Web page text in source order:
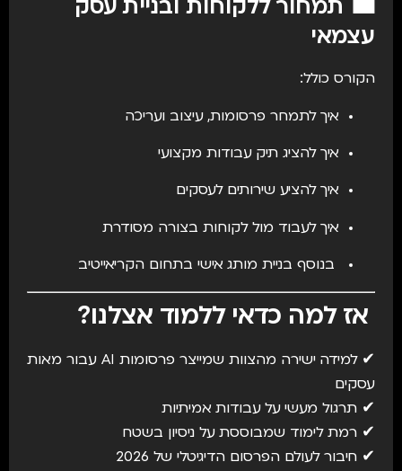
💼 תמחור ללקוחות ובניית עסק
עצמאי
הקורס כולל:
איך לתמחר פרסומות, עיצוב ועריכה
איך להציג תיק עבודות מקצועי
איך להציע שירותים לעסקים
איך לעבוד מול לקוחות בצורה מסודרת
בנוסף בניית מותג אישי בתחום הקריאייטיב
אז למה כדאי ללמוד אצלנו?
✔ למידה ישירה מהצוות שמייצר פרסומות AI עבור מאות
עסקים
✔ תרגול מעשי על עבודות אמיתיות
✔ רמת לימוד שמבוססת על ניסיון בשטח
✔ חיבור לעולם הפרסום הדיגיטלי של 2026